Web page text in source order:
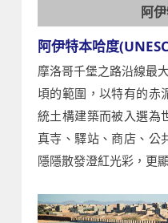
阿
阿伊特本哈度
摩洛哥千堡之路沿線最
頃的範圍，以特有的赤
統土構建築而被入選為
真寺、驛站、商店、公
隱隱散發澄紅光彩，更